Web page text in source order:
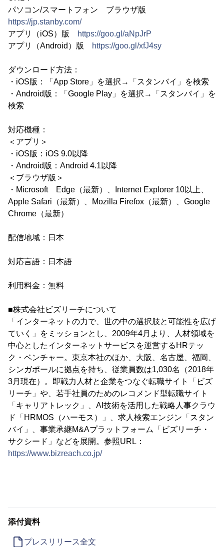
パソコン/スマートフォン ブラウザ版
https://jp.stanby.com/
アプリ（iOS）版
https://goo.gl/aNpJrP
アプリ（Android）版
https://goo.gl/xfJ4sy
ダウンロード方法：
・iOS版：「App Store」を選択→「スタンバイ」を検索
・Android版：「Google Play」を選択→「スタンバイ」を
検索
対応機種：
＜アプリ＞
・iOS版：iOS 9.0以降
・Android版：Android 4.1以降
＜ブラウザ版＞
・Microsoft Edge（最新）、Internet Explorer 10以上、
Apple Safari（最新）、Mozilla Firefox（最新）、Google
Chrome（最新）
配信地域：日本
対応言語：日本語
利用料金：無料
■株式会社ビズリーチについて
「インターネットの力で、世の中の選択肢と可能性を広げ
ていく」をミッションとし、2009年4月より、人材領域を
中心としたインターネットサービスを運営するHRテッ
ク・ベンチャー。東京本社のほか、大阪、名古屋、福岡、
シンガポールに拠点を持ち、従業員数は1,030名（2018年
3月現在）。即戦力人材と企業をつなぐ転職サイト「ビズ
リーチ」や、若手社員のためのレコメンド型転職サイト
「キャリアトレック」、AI技術を活用した戦略人事クラウ
ド「HRMOS（ハーモス）」、求人検索エンジン「スタン
バイ」、事業承継M&Aプラットフォーム「ビズリーチ・
サクシード」などを展開。参照URL：
https://www.bizreach.co.jp/
添付資料
プレスリリース全文